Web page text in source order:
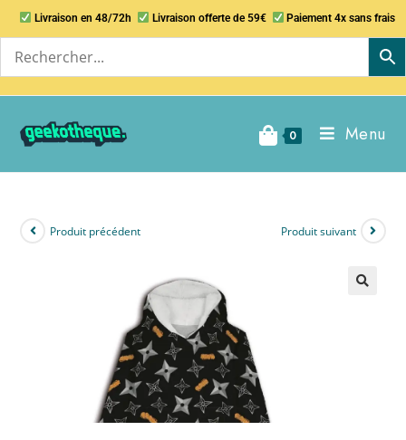
Livraison en 48/72h Livraison offerte de 59€ Paiement 4x sans frais
0 Menu
Produit précédent Produit suivant